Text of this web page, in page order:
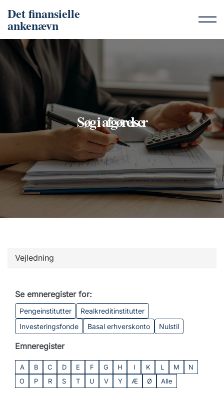
Det finansielle
ankenævn
Søg i afgørelser
Vejledning
Se emneregister for:
Pengeinstitutter
Realkreditinstitutter
Investeringsfonde
Basal erhverskonto Nulstil
Emneregister
A B C D E F G H I K L M
N
O
P R S T U V Y Æ Ø Alle